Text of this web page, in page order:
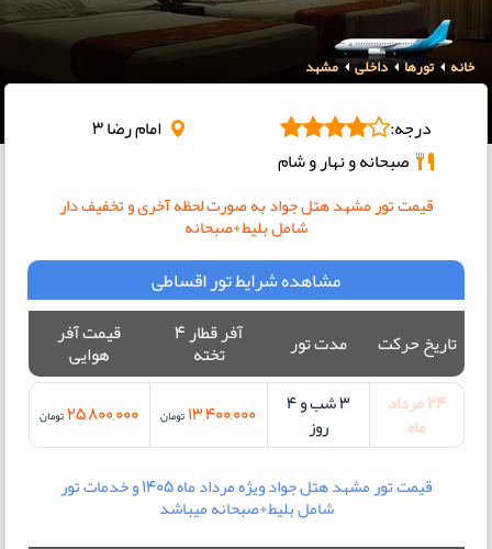
سفر به ارمنستان | دیدنی‌ها و تجربیات جذاب
معرفی بهترین غذاهای محلی و خیابانی دبی
هزینه سفر به گرجستان
خانه تورها داخلی مشهد
درجه:
امام رضا 3
صبحانه و نهار و شام
قیمت تور مشهد هتل جواد به صورت لحظه آخری و تخفیف دار
شامل بلیط+صبحانه
مشاهده شرایط تور اقساطی
تاریخ حرکت مدت تور آفر قطار 4
تخته
قیمت آفر
هوایی
24 مرداد
ماه
3 شب و 4
روز 13,400,000 تومان 25,800,000تومان
قیمت تور مشهد هتل جواد ویژه مرداد ماه 1405 و خدمات تور
شامل بلیط+صبحانه میباشد